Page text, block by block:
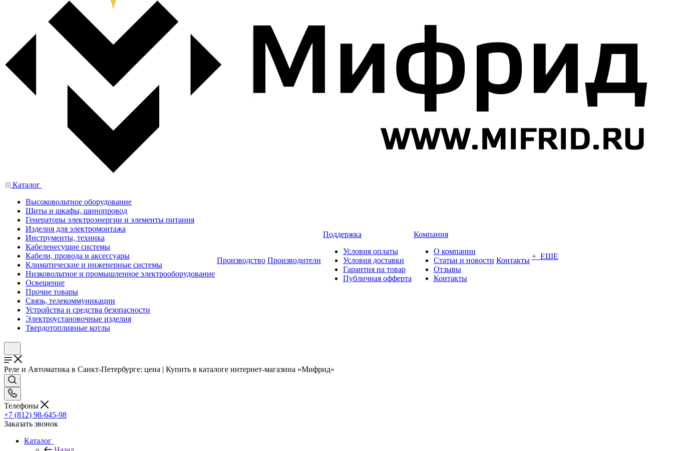
Каталог
Высоковольтное оборудование
Щиты и шкафы, шинопровод
Генераторы электроэнергии и элементы питания
Изделия для электромонтажа
Инструменты, техника
Кабеленесущие системы
Кабели, провода и аксессуары
Климатические и инженерные системы
Низковольтное и промышленное электрооборудование
Освещение
Прочие товары
Связь, телекоммуникации
Устройства и средства безопасности
Электроустановочные изделия
Твердотопливные котлы
Производство Производители
Поддержка
Условия оплаты
Условия доставки
Гарантия на товар
Публичная офферта
Компания
О компании
Статьи и новости
Отзывы
Контакты
Контакты + ЕЩЕ
Реле и Автоматика в Санкт-Петербурге: цена | Купить в каталоге интернет-магазина «Мифрид»
Телефоны
+7 (812) 98-645-98
Заказать звонок
Каталог